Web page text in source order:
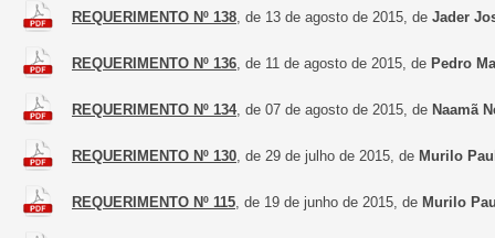
REQUERIMENTO Nº 138, de 13 de agosto de 2015, de Jader
REQUERIMENTO Nº 136, de 11 de agosto de 2015, de Pedro
REQUERIMENTO Nº 134, de 07 de agosto de 2015, de Naamã
REQUERIMENTO Nº 130, de 29 de julho de 2015, de Murilo
REQUERIMENTO Nº 115, de 19 de junho de 2015, de Murilo